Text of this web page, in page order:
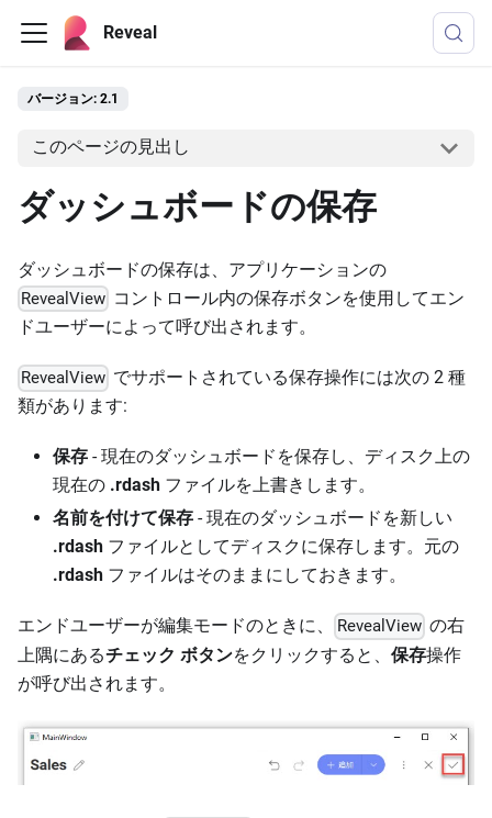
Reveal
バージョン: 2.1
このページの見出し
ダッシュボードの保存
ダッシュボードの保存は、アプリケーションの
RevealView コントロール内の保存ボタンを使用してエン
ドユーザーによって呼び出されます。
RevealView でサポートされている保存操作には次の 2 種
類があります:
保存 - 現在のダッシュボードを保存し、ディスク上の
現在の .rdash ファイルを上書きします。
名前を付けて保存 - 現在のダッシュボードを新しい
.rdash ファイルとしてディスクに保存します。元の
.rdash ファイルはそのままにしておきます。
エンドユーザーが編集モードのときに、 RevealView の右
上隅にあるチェック ボタンをクリックすると、 保存操作
が呼び出されます。